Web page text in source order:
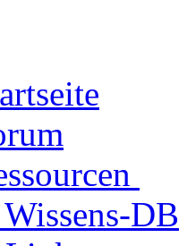
Wissens-DB